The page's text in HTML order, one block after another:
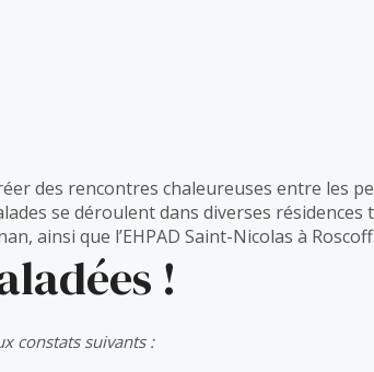
des rencontres chaleureuses entre les
se déroulent dans diverses résidences
ainsi que l’EHPAD Saint-Nicolas à Roscoff.
!
constats suivants :